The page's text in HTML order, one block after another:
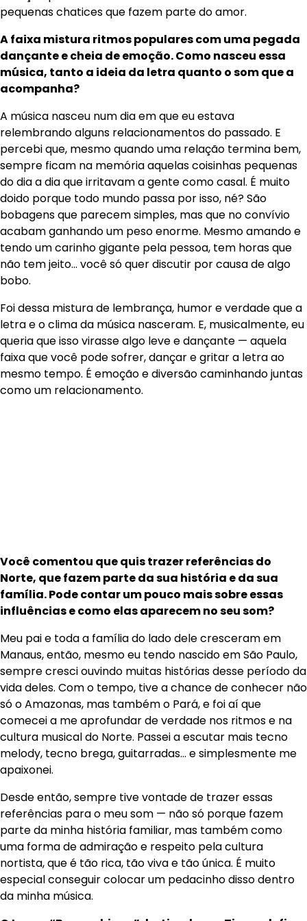
pequenas chatices que fazem parte do amor.
A faixa mistura ritmos populares com uma pegada
dançante e cheia de emoção. Como nasceu essa
música, tanto a ideia da letra quanto o som que a
acompanha?
A música nasceu num dia em que eu estava
relembrando alguns relacionamentos do passado. E
percebi que, mesmo quando uma relação termina bem,
sempre ficam na memória aquelas coisinhas pequenas
do dia a dia que irritavam a gente como casal. É muito
doido porque todo mundo passa por isso, né? São
bobagens que parecem simples, mas que no convívio
acabam ganhando um peso enorme. Mesmo amando e
tendo um carinho gigante pela pessoa, tem horas que
não tem jeito… você só quer discutir por causa de algo
bobo.
Foi dessa mistura de lembrança, humor e verdade que a
letra e o clima da música nasceram. E, musicalmente, eu
queria que isso virasse algo leve e dançante — aquela
faixa que você pode sofrer, dançar e gritar a letra ao
mesmo tempo. É emoção e diversão caminhando juntas
como um relacionamento.
Você comentou que quis trazer referências do
Norte, que fazem parte da sua história e da sua
família. Pode contar um pouco mais sobre essas
influências e como elas aparecem no seu som?
Meu pai e toda a família do lado dele cresceram em
Manaus, então, mesmo eu tendo nascido em São Paulo,
sempre cresci ouvindo muitas histórias desse período da
vida deles. Com o tempo, tive a chance de conhecer não
só o Amazonas, mas também o Pará, e foi aí que
comecei a me aprofundar de verdade nos ritmos e na
cultura musical do Norte. Passei a escutar mais tecno
melody, tecno brega, guitarradas… e simplesmente me
apaixonei.
Desde então, sempre tive vontade de trazer essas
referências para o meu som — não só porque fazem
parte da minha história familiar, mas também como
uma forma de admiração e respeito pela cultura
nortista, que é tão rica, tão viva e tão única. É muito
especial conseguir colocar um pedacinho disso dentro
da minha música.